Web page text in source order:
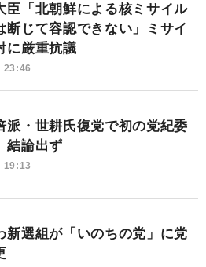
臣「北朝鮮による核ミサイル
断じて容認できない」ミサイ
に厳重抗議
23:46
派・世耕氏復党で初の党紀委
論出ず
19:13
新選組が「いのちの党」に党